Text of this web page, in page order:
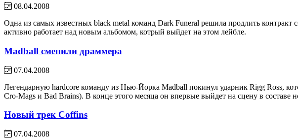
08.04.2008
Одна из самых известных black metal команд Dark Funeral решила продлить контракт
активно работает над новым альбомом, котрый выйдет на этом лейбле.
Madball сменили драммера
07.04.2008
Легендарную hardcore команду из Нью-Йорка Madball покинул ударник Rigg Ross,
Cro-Mags и Bad Brains). В конце этого месяца он впервые выйдет на сцену в составе
Новый трек Coffins
07.04.2008